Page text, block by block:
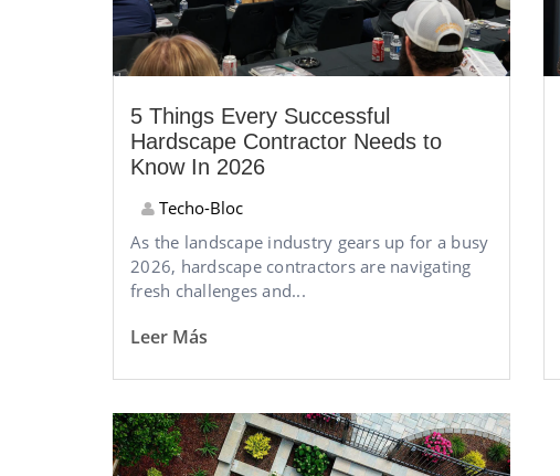
5 Things Every Successful
Hardscape Contractor Needs to
Know In 2026
Techo-Bloc
As the landscape industry gears up for a busy
2026, hardscape contractors are navigating
fresh challenges and...
Leer Más